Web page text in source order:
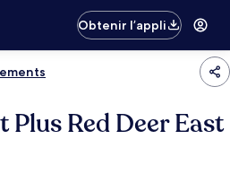
Obtenir l’appli
Red Deer East